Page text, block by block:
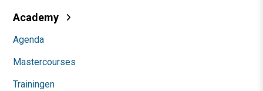
Academy
Agenda
Mastercourses
Trainingen